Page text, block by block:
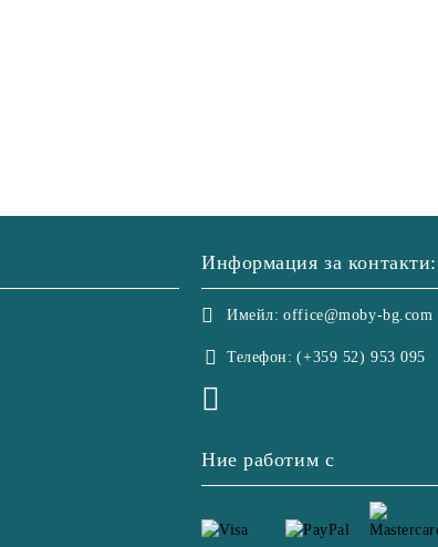
Информация за контакти:
Имейл: office@moby-bg.com
Телефон: (+359 52) 953 095
Ние работим с